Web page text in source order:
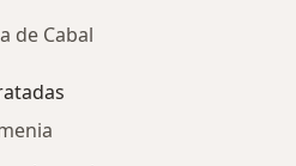
de Cabal